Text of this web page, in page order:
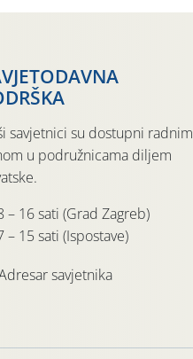
savjetnici su dostupni radnim
u podružnicama diljem
– 16 sati (Grad Zagreb)
– 15 sati (Ispostave)
savjetnika